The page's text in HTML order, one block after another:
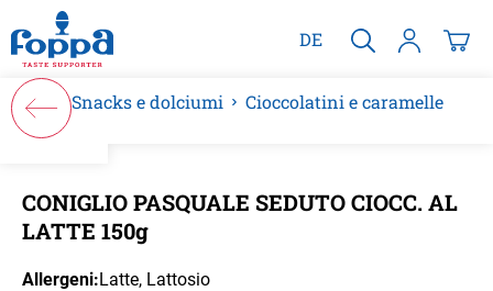
principale
DE
Snacks e dolciumi Cioccolatini e caramelle
CONIGLIO PASQUALE SEDUTO CIOCC. AL
LATTE 150g
Allergeni:Latte, Lattosio